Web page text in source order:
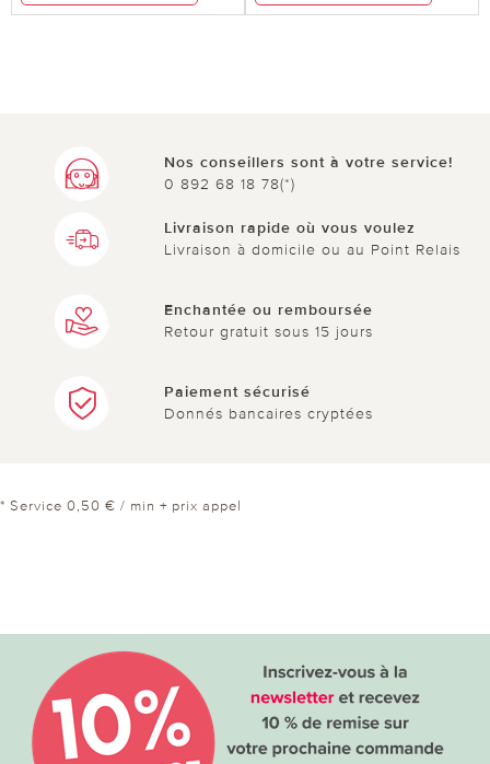
Nos conseillers sont à votre service!
0 892 68 18 78(*)
Livraison rapide où vous voulez
Livraison à domicile ou au Point Relais
Enchantée ou remboursée
Retour gratuit sous 15 jours
Paiement sécurisé
Donnés bancaires cryptées
* Service 0,50 € / min + prix appel